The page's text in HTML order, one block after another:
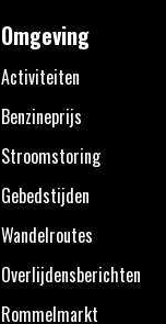
Omgeving
Activiteiten
Benzineprijs
Stroomstoring
Gebedstijden
Wandelroutes
Overlijdensberichten
Rommelmarkt